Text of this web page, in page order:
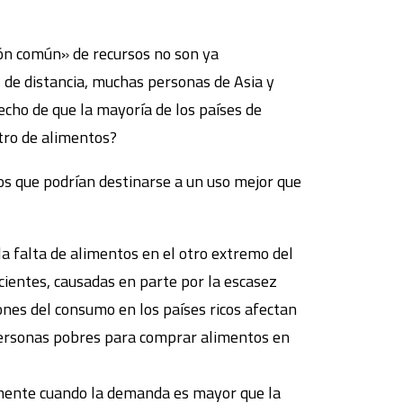
común» de recursos no son ya
distancia, muchas personas de Asia y
de que la mayoría de los países de
de alimentos?
que podrían destinarse a un uso mejor que
falta de alimentos en el otro extremo del
causadas en parte por la escasez
del consumo en los países ricos afectan
pobres para comprar alimentos en
cuando la demanda es mayor que la